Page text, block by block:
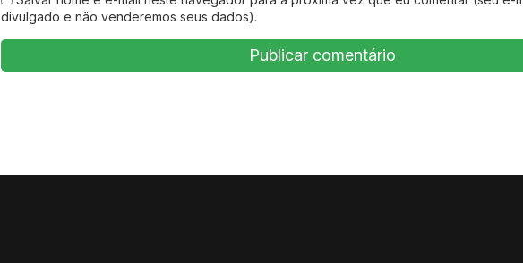
divulgado e não venderemos seus dados).